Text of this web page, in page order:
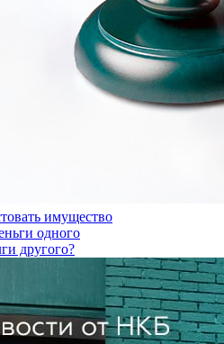
имущество
одного
другого?